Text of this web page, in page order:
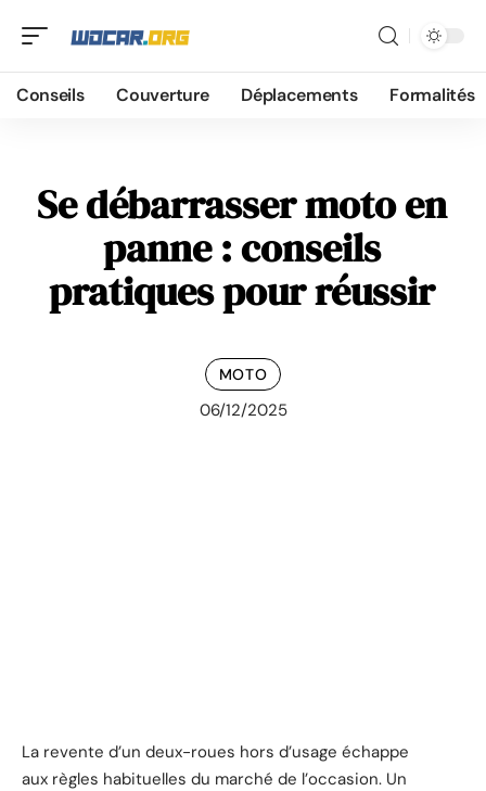
Conseils Couverture Déplacements Formalités
Se débarrasser moto en
panne : conseils
pratiques pour réussir
MOTO
06/12/2025
La revente d’un deux-roues hors d’usage échappe
aux règles habituelles du marché de l’occasion. Un